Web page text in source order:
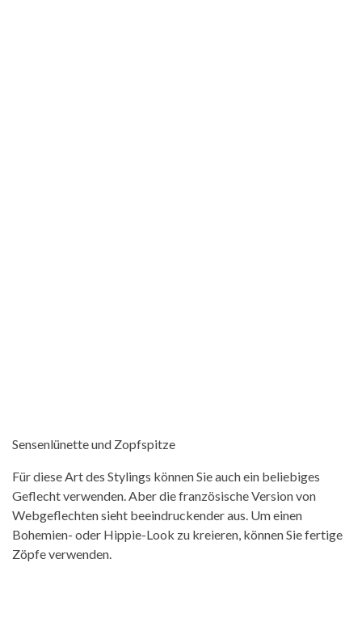
Sensenlünette und Zopfspitze
Für diese Art des Stylings können Sie auch ein beliebiges
Geflecht verwenden. Aber die französische Version von
Webgeflechten sieht beeindruckender aus. Um einen
Bohemien- oder Hippie-Look zu kreieren, können Sie fertige
Zöpfe verwenden.